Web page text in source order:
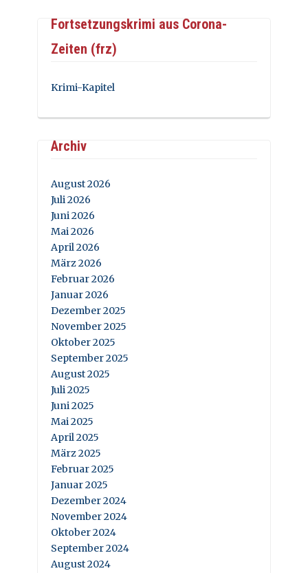
Fortsetzungskrimi aus Corona-
Zeiten (frz)
Krimi-Kapitel
Archiv
August 2026
Juli 2026
Juni 2026
Mai 2026
April 2026
März 2026
Februar 2026
Januar 2026
Dezember 2025
November 2025
Oktober 2025
September 2025
August 2025
Juli 2025
Juni 2025
Mai 2025
April 2025
März 2025
Februar 2025
Januar 2025
Dezember 2024
November 2024
Oktober 2024
September 2024
August 2024